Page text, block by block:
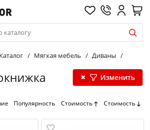
Каталог Мягкая мебель Диваны
Изменить
Популярность Стоимость Стоимость